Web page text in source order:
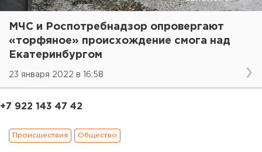
МЧС и Роспотребнадзор опровергают
«торфяное» происхождение смога над
Екатеринбургом
23 января 2022 в 16:58
+7 922 143 47 42
Происшествия Общество